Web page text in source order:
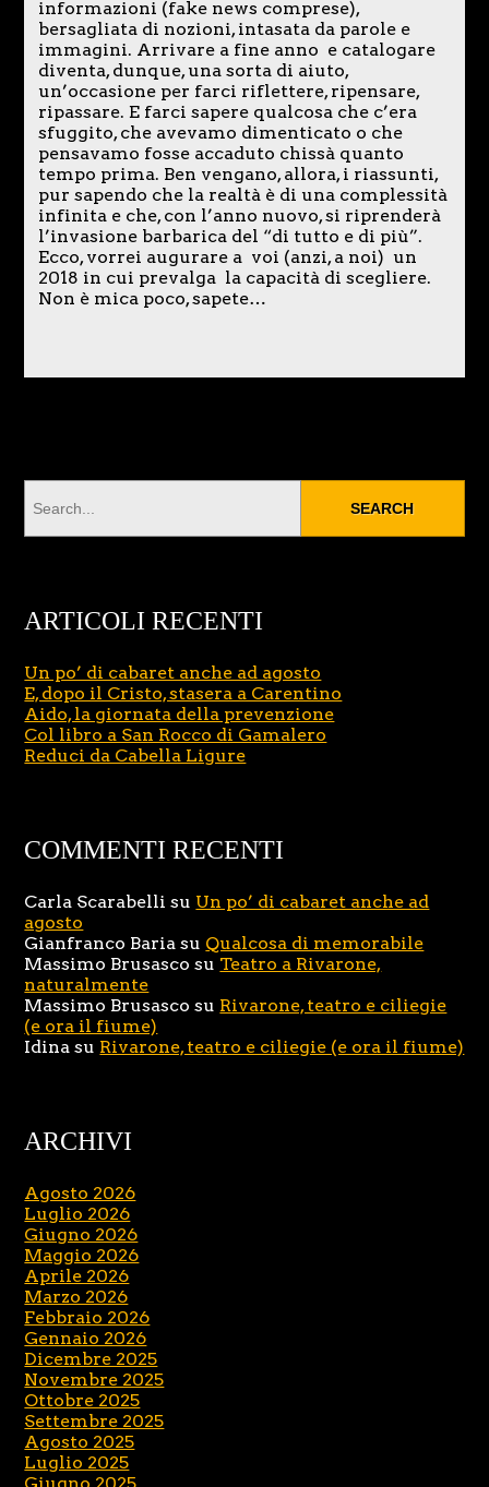
informazioni (fake news comprese),
bersagliata di nozioni, intasata da parole e
immagini. Arrivare a fine anno e catalogare
diventa, dunque, una sorta di aiuto,
un’occasione per farci riflettere, ripensare,
ripassare. E farci sapere qualcosa che c’era
sfuggito, che avevamo dimenticato o che
pensavamo fosse accaduto chissà quanto
tempo prima. Ben vengano, allora, i riassunti,
pur sapendo che la realtà è di una complessità
infinita e che, con l’anno nuovo, si riprenderà
l’invasione barbarica del “di tutto e di più”.
Ecco, vorrei augurare a voi (anzi, a noi) un
2018 in cui prevalga la capacità di scegliere.
Non è mica poco, sapete…
ARTICOLI RECENTI
Un po’ di cabaret anche ad agosto
E, dopo il Cristo, stasera a Carentino
Aido, la giornata della prevenzione
Col libro a San Rocco di Gamalero
Reduci da Cabella Ligure
COMMENTI RECENTI
Carla Scarabelli su Un po’ di cabaret anche ad
agosto
Gianfranco Baria su Qualcosa di memorabile
Massimo Brusasco su Teatro a Rivarone,
naturalmente
Massimo Brusasco su Rivarone, teatro e ciliegie
(e ora il fiume)
Idina su Rivarone, teatro e ciliegie (e ora il fiume)
ARCHIVI
Agosto 2026
Luglio 2026
Giugno 2026
Maggio 2026
Aprile 2026
Marzo 2026
Febbraio 2026
Gennaio 2026
Dicembre 2025
Novembre 2025
Ottobre 2025
Settembre 2025
Agosto 2025
Luglio 2025